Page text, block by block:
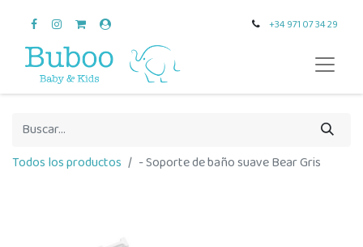
+34 971 07 34 29
Todos los productos - Soporte de baño suave Bear Gris